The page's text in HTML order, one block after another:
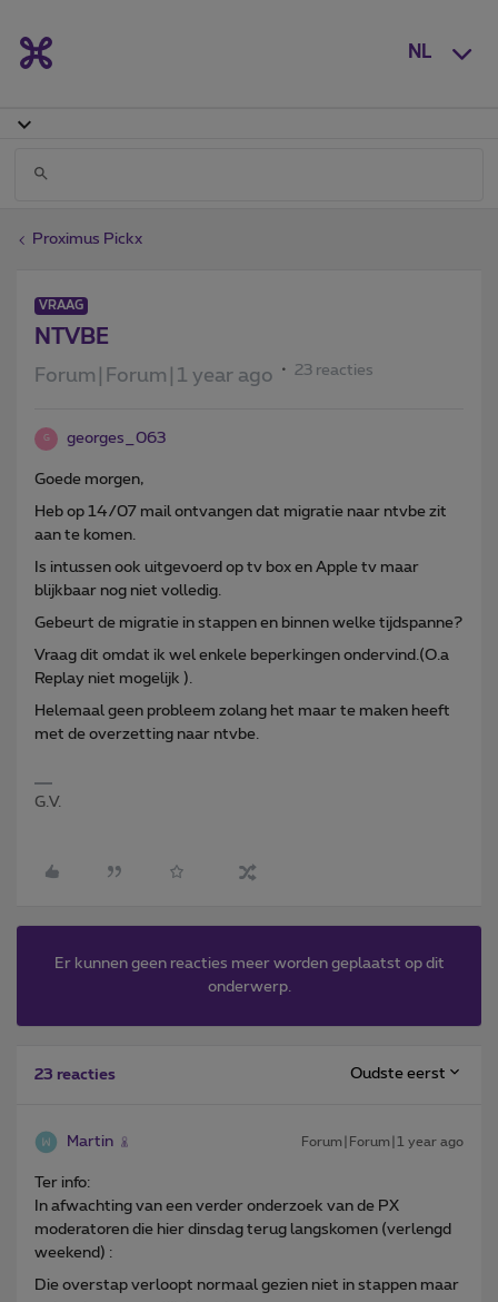
NL
Proximus Pickx
VRAAG
NTVBE
Forum|Forum|1 year ago 23 reacties
G georges_063
Goede morgen,
Heb op 14/07 mail ontvangen dat migratie naar ntvbe zit
aan te komen.
Is intussen ook uitgevoerd op tv box en Apple tv maar
blijkbaar nog niet volledig.
Gebeurt de migratie in stappen en binnen welke tijdspanne?
Vraag dit omdat ik wel enkele beperkingen ondervind.(O.a
Replay niet mogelijk ).
Helemaal geen probleem zolang het maar te maken heeft
met de overzetting naar ntvbe.
G.V.
Er kunnen geen reacties meer worden geplaatst op dit
onderwerp.
23 reacties Oudste eerst
Martin Forum|Forum|1 year ago
Ter info:
In afwachting van een verder onderzoek van de PX
moderatoren die hier dinsdag terug langskomen (verlengd
weekend) :
Die overstap verloopt normaal gezien niet in stappen maar